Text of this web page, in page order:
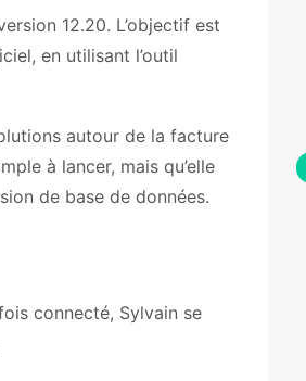
12.20. L’objectif est
en utilisant l’outil
autour de la facture
à lancer, mais qu’elle
de base de données.
connecté, Sylvain se